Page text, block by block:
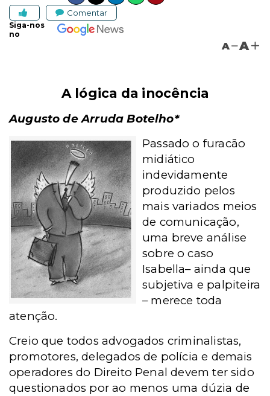
Comentar
Siga-nos
no
A A
A lógica da inocência
Augusto de Arruda Botelho*
Passado o furacão
midiático
indevidamente
produzido pelos
mais variados meios
de comunicação,
uma breve análise
sobre o caso
Isabella– ainda que
subjetiva e palpiteira
– merece toda
atenção.
Creio que todos advogados criminalistas,
promotores, delegados de polícia e demais
operadores do Direito Penal devem ter sido
questionados por ao menos uma dúzia de